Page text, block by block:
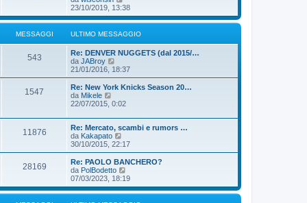
i
o
a
g
g
i
o
l
t
i
m
o
m
e
s
s
a
g
g
i
e
d
i
u
i
o
m
e
s
g
g
o
23/10/2019, 13:38
MESSAGGI ULTIMO MESSAGGIO
543
Re: DENVER NUGGETS (dal 2015/…
da JABroy
e
d
i
l
i
m
o
m
e
s
s
a
g
g
21/01/2016, 18:37
1547
Re: New York Knicks Season 20…
da Mikele
e
i
u
l
t
i
m
o
m
e
s
s
22/07/2015, 0:02
11876
Re: Mercato, scambi e rumors …
da Kakapato
e
d
i
u
l
i
m
30/10/2015, 22:17
28169
Re: PAOLO BANCHERO?
da PolBodetto
e
d
i
07/03/2023, 18:19